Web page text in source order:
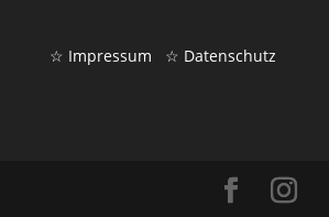
☆ Impressum ☆ Datenschutz